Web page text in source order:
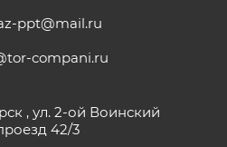
ppt@mail.ru
compani.ru
, ул. 2-ой Воинский
42/3